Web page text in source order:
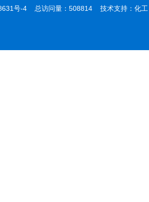
号-4 总访问量：508814 技术支持： 化工